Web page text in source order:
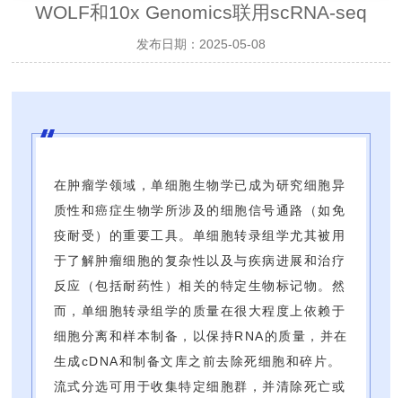
WOLF和10x Genomics联用scRNA-seq
发布日期：2025-05-08
在肿瘤学领域，单细胞生物学已成为研究细胞异
质性和癌症生物学所涉及的细胞信号通路（如免
疫耐受）的重要工具。单细胞转录组学尤其被用
于了解肿瘤细胞的复杂性以及与疾病进展和治疗
反应（包括耐药性）相关的特定生物标记物。然
而，单细胞转录组学的质量在很大程度上依赖于
细胞分离和样本制备，以保持RNA的质量，并在
生成cDNA和制备文库之前去除死细胞和碎片。
流式分选可用于收集特定细胞群，并清除死亡或